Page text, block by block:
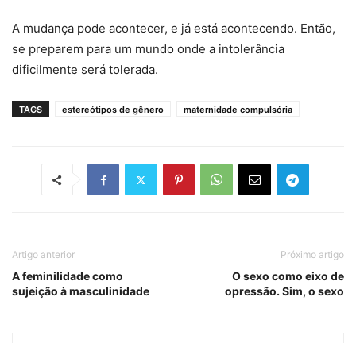
A mudança pode acontecer, e já está acontecendo. Então,
se preparem para um mundo onde a intolerância
dificilmente será tolerada.
TAGS estereótipos de gênero maternidade compulsória
Artigo anterior
A feminilidade como
sujeição à masculinidade
Próximo artigo
O sexo como eixo de
opressão. Sim, o sexo